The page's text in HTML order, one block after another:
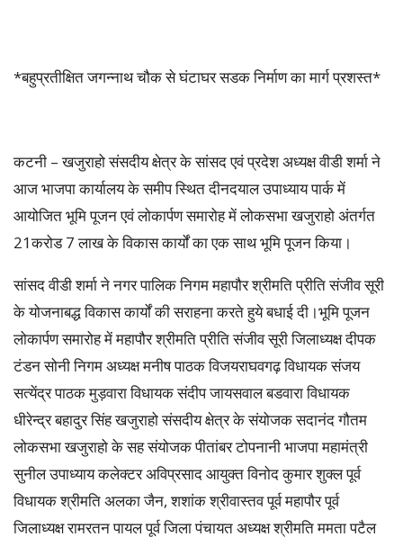
*बहुप्रतीक्षित जगन्नाथ चौक से घंटाघर सडक निर्माण का मार्ग प्रशस्त*
कटनी – खजुराहो संसदीय क्षेत्र के सांसद एवं प्रदेश अध्यक्ष वीडी शर्मा ने
आज भाजपा कार्यालय के समीप स्थित दीनदयाल उपाध्याय पार्क में
आयोजित भूमि पूजन एवं लोकार्पण समारोह में लोकसभा खजुराहो अंतर्गत
21करोड 7 लाख के विकास कार्यों का एक साथ भूमि पूजन किया।
सांसद वीडी शर्मा ने नगर पालिक निगम महापौर श्रीमति प्रीति संजीव सूरी
के योजनाबद्ध विकास कार्यों की सराहना करते हुये बधाई दी।भूमि पूजन
लोकार्पण समारोह में महापौर श्रीमति प्रीति संजीव सूरी जिलाध्यक्ष दीपक
टंडन सोनी निगम अध्यक्ष मनीष पाठक विजयराघवगढ़ विधायक संजय
सत्येंद्र पाठक मुड़वारा विधायक संदीप जायसवाल बडवारा विधायक
धीरेन्द्र बहादुर सिंह खजुराहो संसदीय क्षेत्र के संयोजक सदानंद गौतम
लोकसभा खजुराहो के सह संयोजक पीतांबर टोपनानी भाजपा महामंत्री
सुनील उपाध्याय कलेक्टर अविप्रसाद आयुक्त विनोद कुमार शुक्ल पूर्व
विधायक श्रीमति अलका जैन, शशांक श्रीवास्तव पूर्व महापौर पूर्व
जिलाध्यक्ष रामरतन पायल पूर्व जिला पंचायत अध्यक्ष श्रीमति ममता पटैल